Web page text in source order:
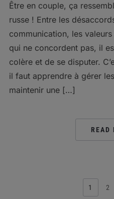
Être en couple, ça
russe ! Entre les
communication, les
qui ne concordent pas, il
colère et de se disputer.
il faut apprendre à gérer
maintenir une […]
READ
1 2